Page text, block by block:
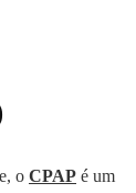
o CPAP é um